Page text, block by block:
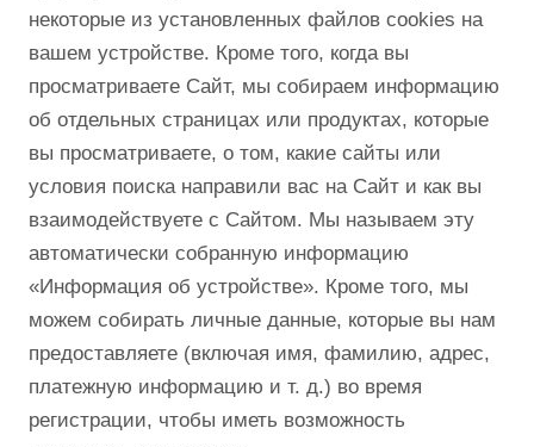
некоторые из установленных файлов cookies на
вашем устройстве. Кроме того, когда вы
просматриваете Сайт, мы собираем информацию
об отдельных страницах или продуктах, которые
вы просматриваете, о том, какие сайты или
условия поиска направили вас на Сайт и как вы
взаимодействуете с Сайтом. Мы называем эту
автоматически собранную информацию
«Информация об устройстве». Кроме того, мы
можем собирать личные данные, которые вы нам
предоставляете (включая имя, фамилию, адрес,
платежную информацию и т. д.) во время
регистрации, чтобы иметь возможность